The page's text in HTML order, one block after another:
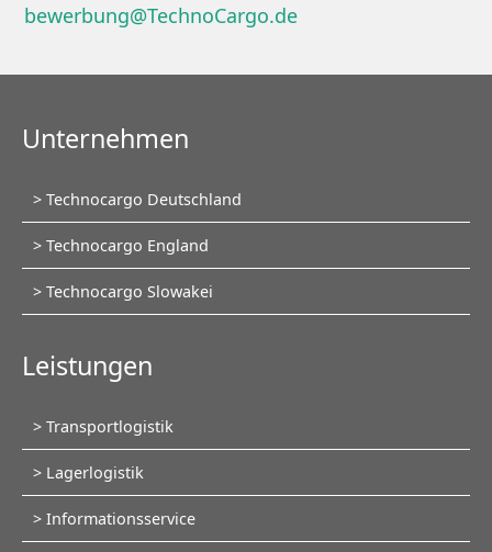
bewerbung@TechnoCargo.de
Unternehmen
Navigation
überspringen
Technocargo Deutschland
Technocargo England
Technocargo Slowakei
Leistungen
Navigation
überspringen
Transportlogistik
Lagerlogistik
Informationsservice